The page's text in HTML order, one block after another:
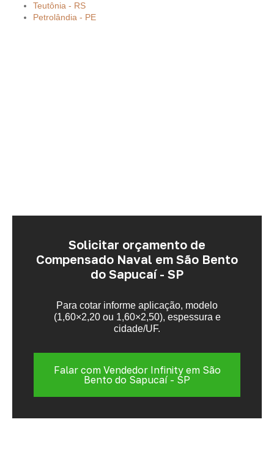
Teutônia - RS
Petrolândia - PE
Solicitar orçamento de
Compensado Naval em São Bento
do Sapucaí - SP
Para cotar informe aplicação, modelo
(1,60×2,20 ou 1,60×2,50), espessura e
cidade/UF.
Falar com Vendedor Infinity em São
Bento do Sapucaí - SP